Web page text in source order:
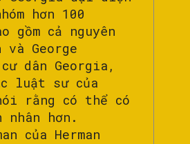
hơn 100
gồm cả nguyên
và George
dân Georgia,
luật sư của
rằng có thể có
nhân hơn.
của Herman